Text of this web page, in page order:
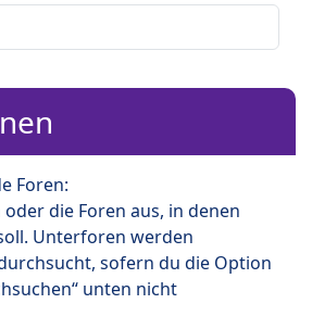
Foren:
die Foren aus, in denen
Unterforen werden
sofern du die Option
unten nicht